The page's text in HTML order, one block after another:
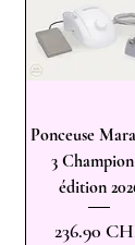
Ponceuse
3
édition
Prix
236.90